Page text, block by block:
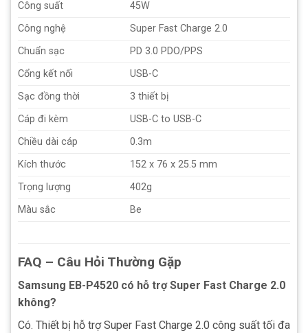
Công suất
45W
Công nghệ
Super Fast Charge 2.0
Chuẩn sạc
PD 3.0 PDO/PPS
Cổng kết nối
USB-C
Sạc đồng thời
3 thiết bị
Cáp đi kèm
USB-C to USB-C
Chiều dài cáp
0.3m
Kích thước
152 x 76 x 25.5 mm
Trọng lượng
402g
Màu sắc
Be
FAQ – Câu Hỏi Thường Gặp
Samsung EB-P4520 có hỗ trợ Super Fast Charge 2.0
không?
Có. Thiết bị hỗ trợ Super Fast Charge 2.0 công suất tối đa